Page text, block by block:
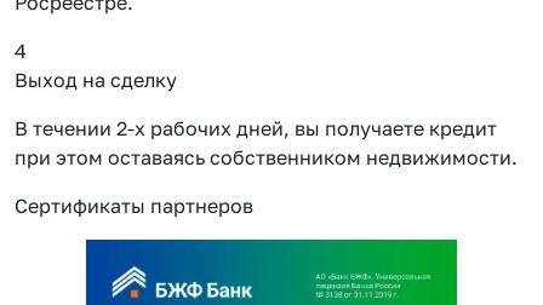
4
Выход на сделку
В течении 2-х рабочих дней, вы получаете кредит
при этом оставаясь собственником недвижимости.
Сертификаты партнеров